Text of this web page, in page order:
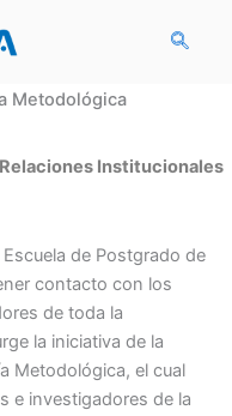
Metodológica
Institucionales
de Postgrado de
contacto con los
de toda la
la iniciativa de la
Metodológica, el cual
e investigadores de la